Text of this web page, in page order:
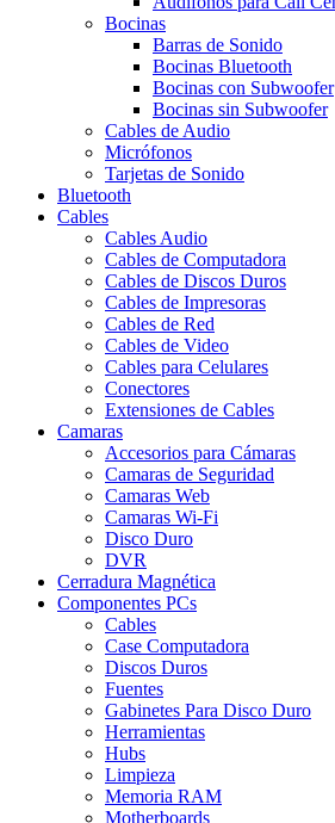
Bocinas
Barras de Sonido
Bocinas Bluetooth
Bocinas con Subwoofer
Bocinas sin Subwoofer
Cables de Audio
Micrófonos
Tarjetas de Sonido
Bluetooth
Cables
Cables Audio
Cables de Computadora
Cables de Discos Duros
Cables de Impresoras
Cables de Red
Cables de Video
Cables para Celulares
Conectores
Extensiones de Cables
Camaras
Accesorios para Cámaras
Camaras de Seguridad
Camaras Web
Camaras Wi-Fi
Disco Duro
DVR
Cerradura Magnética
Componentes PCs
Cables
Case Computadora
Discos Duros
Fuentes
Gabinetes Para Disco Duro
Herramientas
Hubs
Limpieza
Memoria RAM
Motherboards